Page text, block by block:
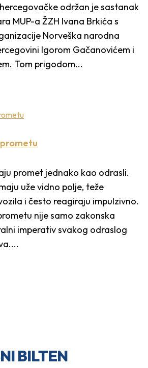
održan je sastanak
MUP-a ŽZH Ivana Brkića s
Norveška narodna
Igorom Gačanovićem i
Tom prigodom...
promet jednako kao odrasli.
uže vidno polje, teže
i često reagiraju impulzivno.
nije samo zakonska
imperativ svakog odraslog
BILTEN